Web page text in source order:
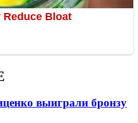
выиграли бронзу